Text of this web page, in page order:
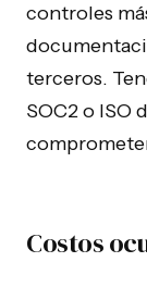
controles
terceros.
SOC2 o ISO
Costos